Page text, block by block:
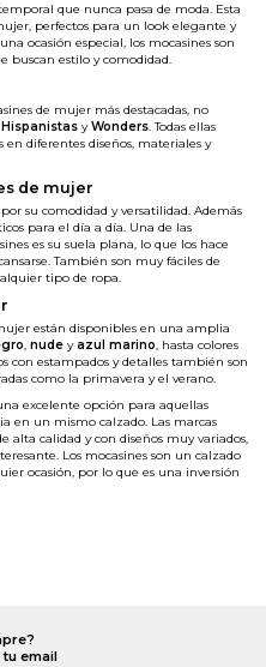
que nunca pasa de moda. Esta
perfectos para un look elegante y
ocasión especial, los mocasines son
buscan estilo y comodidad.
de mujer más destacadas, no
Hispanistas yWonders. Todas ellas
diferentes diseños, materiales y
de mujer
su comodidad y versatilidad. Además
para el día a día. Una de las
es su suela plana, lo que los hace
También son muy fáciles de
tipo de ropa.
están disponibles en una amplia
, nude yazul marino, hasta colores
con estampados y detalles también son
como la primavera y el verano.
excelente opción para aquellas
en un mismo calzado. Las marcas
alta calidad y con diseños muy variados,
Los mocasines son un calzado
ocasión, por lo que es una inversión
email